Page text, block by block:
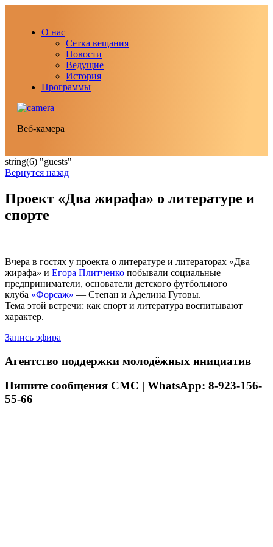
О нас
Сетка вещания
Новости
Ведущие
История
Программы
Веб-камера
string(6) "guests"
Вернутся назад
Проект «Два жирафа» о литературе и
спорте
Вчера в гостях у проекта о литературе и литераторах «Два
жирафа» и Егора Плитченко побывали социальные
предприниматели, основатели детского футбольного
клуба «Форсаж» — Степан и Аделина Гутовы.
Тема этой встречи: как спорт и литература воспитывают
характер.
Запись эфира
Агентство поддержки молодёжных инициатив
Пишите сообщения СМС | WhatsApp: 8-923-156-
55-66